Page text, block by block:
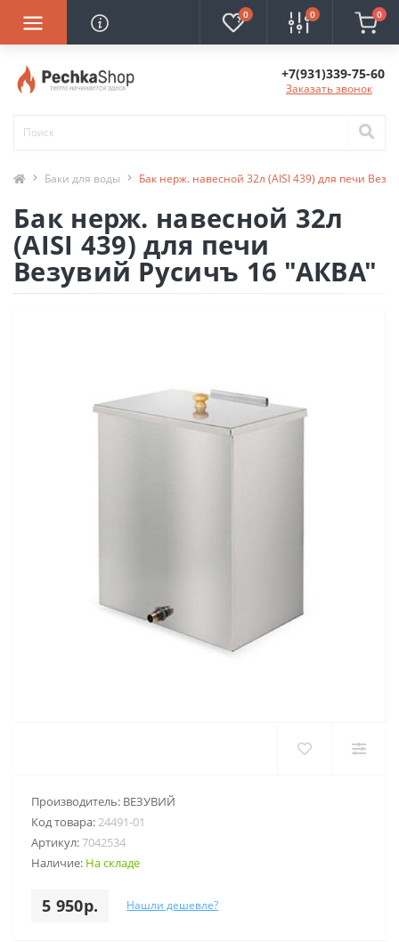
0 0 0
+7(931)339-75-60
Заказать звонок
Баки для воды Бак нерж. навесной 32л (AISI 439) для печи
Бак нерж. навесной 32л
(AISI 439) для печи
Везувий Русичъ 16 "АКВА"
Производитель: ВЕЗУВИЙ
Код товара:24491-01
Артикул:7042534
Наличие: На складе
5 950р. Нашли дешевле?